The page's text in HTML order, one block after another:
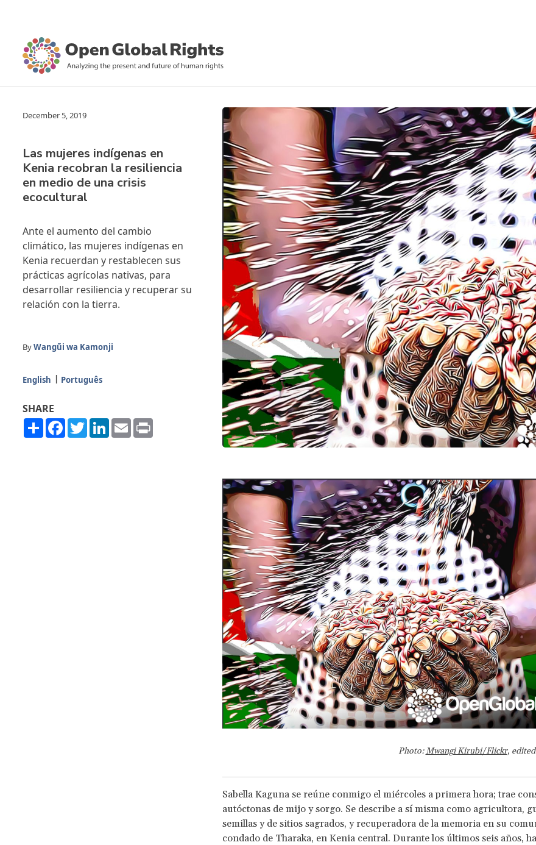
December 5, 2019
Las mujeres indígenas en
Kenia recobran la resiliencia
en medio de una crisis
ecocultural
Ante el aumento del cambio
climático, las mujeres indígenas en
Kenia recuerdan y restablecen sus
prácticas agrícolas nativas, para
desarrollar resiliencia y recuperar su
relación con la tierra.
ByWangũi wa Kamonji
English Português
SHARE
ShareFacebook
TwitterLinkedIn
Email
Photo:Mwangi Kirubi/Flickr,
Sabella Kaguna se reúne conmigo el miércoles a primera hora; trae
autóctonas de mijo y sorgo. Se describe a sí misma como agricultora,
semillas y de sitios sagrados, y recuperadora de la memoria en su
condado de Tharaka, en Kenia central. Durante los últimos seis años,